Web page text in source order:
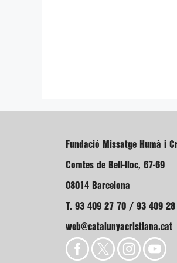
Fundació Missatge Humà i
Comtes de Bell-lloc, 67-69
08014 Barcelona
T. 93 409 27 70 / 93 409 28
web@catalunyacristiana.cat